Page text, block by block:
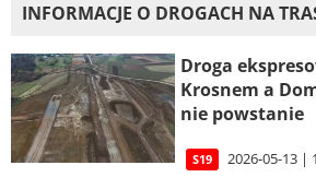
INFORMACJE O DROGACH NA
Droga
Krosnem a
nie powstanie
S19 2026-05-13 |